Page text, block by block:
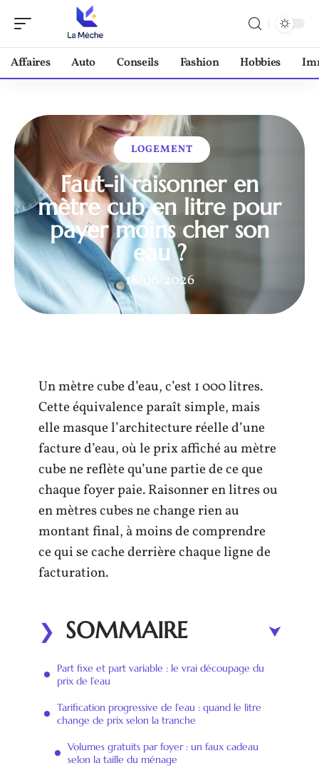
Affaires Auto Conseils Fashion Hobbies
LOGEMENT
Faut-il raisonner en
mètre cub en litre pour
payer moins cher son
eau ?
18/06/2026
Un mètre cube d’eau, c’est 1 000 litres.
Cette équivalence paraît simple, mais
elle masque l’architecture réelle d’une
facture d’eau, où le prix affiché au mètre
cube ne reflète qu’une partie de ce que
chaque foyer paie. Raisonner en litres ou
en mètres cubes ne change rien au
montant final, à moins de comprendre
ce qui se cache derrière chaque ligne de
facturation.
SOMMAIRE
Part fixe et part variable : le vrai découpage du
prix de l’eau
Tarification progressive de l’eau : quand le litre
change de prix selon la tranche
Volumes gratuits par foyer : un faux cadeau
selon la taille du ménage